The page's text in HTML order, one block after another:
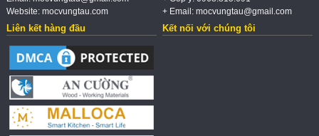
Website: mocvungtau.com
+ Email: mocvungtau@gmail.com
Liên kết hàng đầu Kết nối với chúng tôi